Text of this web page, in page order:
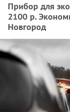
Прибор для
2100 р.
Новгород